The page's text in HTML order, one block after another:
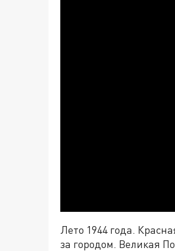
Лето 1944 года.
за городом. Великая